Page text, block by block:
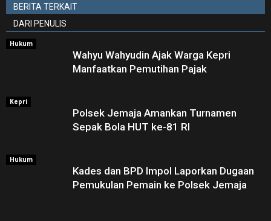
BERITA TERKAIT
DARI PENULIS
Hukum
Wahyu Wahyudin Ajak Warga Kepri
Manfaatkan Pemutihan Pajak
Kepri
Polsek Jemaja Amankan Turnamen
Sepak Bola HUT ke-81 RI ‎
Hukum
Kades dan BPD Impol Laporkan Dugaan
Pemukulan Pemain ke Polsek Jemaja